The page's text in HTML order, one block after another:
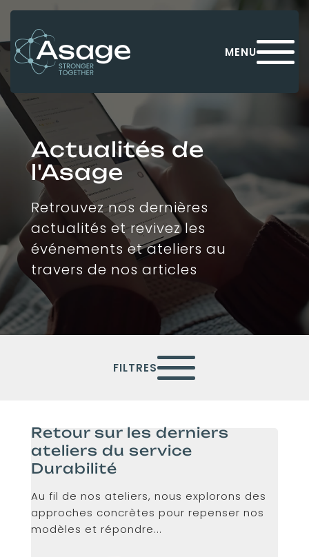
MENU
Actualités de
l'Asage
Retrouvez nos dernières
actualités et revivez les
événements et ateliers au
travers de nos articles
FILTRES
Retour sur les derniers
ateliers du service
Durabilité
Au fil de nos ateliers, nous explorons des
approches concrètes pour repenser nos
modèles et répondre...